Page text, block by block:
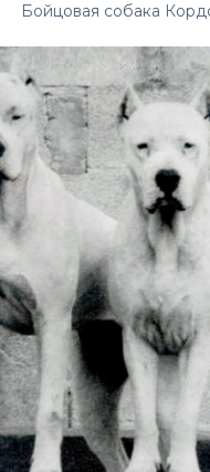
Бойцовая собака